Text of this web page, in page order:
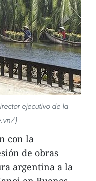
ejecutivo de la
)
con la
de obras
argentina a la